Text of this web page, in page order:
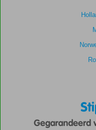
Gegarandeerd